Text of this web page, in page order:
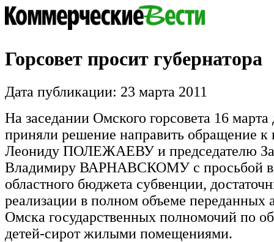
Горсовет просит губернатора
Дата публикации: 23 марта 2011
На заседании Омского горсовета 16 марта
приняли решение направить обращение к
Леониду ПОЛЕЖАЕВУ и председателю
Владимиру ВАРНАВСКОМУ с просьбой
областного бюджета субвенции,
реализации в полном объеме переданных
Омска государственных полномочий по
детей-сирот жилыми помещениями.